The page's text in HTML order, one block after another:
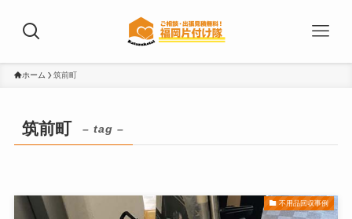
ホーム 筑前町
筑前町 – tag –
不用品回収事例